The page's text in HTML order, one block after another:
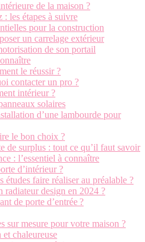
de la maison ?
: les étapes à suivre
pour la construction
un carrelage extérieur
de son portail
le réussir ?
contacter un pro ?
intérieur ?
solaires
d’une lambourde pour
le bon choix ?
de surplus : tout ce qu’il faut savoir
: l’essentiel à connaître
d’intérieur ?
faire réaliser au préalable ?
radiateur design en 2024 ?
de porte d’entrée ?
sur mesure pour votre maison ?
et chaleureuse